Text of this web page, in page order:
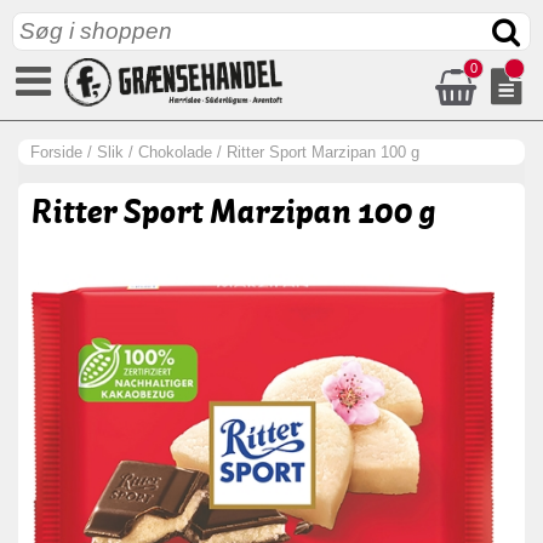
0
Forside / Slik / Chokolade / Ritter Sport Marzipan 100 g
Ritter Sport Marzipan 100 g